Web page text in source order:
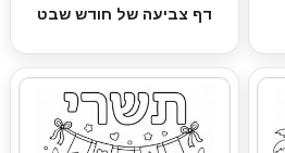
דף צביעה של חודש שבט